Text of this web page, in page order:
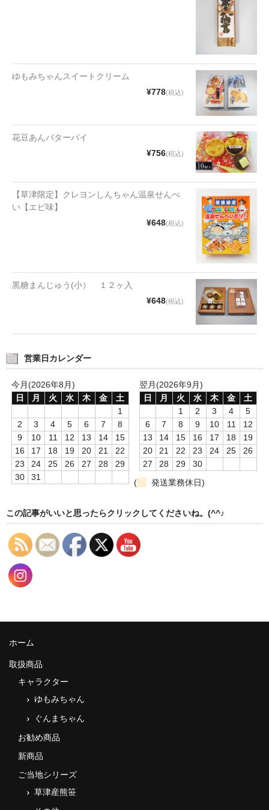
梅
その他
その他
文具・雑貨
タオルほか
民芸品
会社情報
会社理念
社長あいさつ
お問合せ
送料のご案内
スタッフブログ
草津Tip店
ゆもみちゃんスイートクリーム
¥778(税込)
花豆あんバターパイ
¥756(税込)
【草津限定】クレヨンしんちゃん温泉せんべ
い【エビ味】
¥648(税込)
黒糖まんじゅう(小） １２ヶ入
¥648(税込)
営業日カレンダー
今月(2026年8月)
日
月 火 水 木 金
土
1
2
3 4 5 6 7
8
9
10 11 12 13 14
15
16
17 18 19 20 21
22
23
24 25 26 27 28
29
30
31
翌月(2026年9月)
日
月 火 水 木 金
土
1
2 3 4
5
6
7 8 9 10 11
12
13
14 15 16 17 18
19
20
21 22 23 24 25
26
27
28 29
30
(
発送業務休日)
この記事がいいと思ったらクリックしてくださいね。(^^♪
ホーム
取扱商品
キャラクター
ゆもみちゃん
ぐんまちゃん
お勧め商品
新商品
ご当地シリーズ
草津産熊笹